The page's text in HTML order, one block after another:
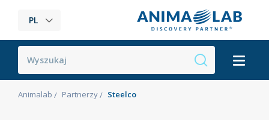
PL
Animalab Partnerzy Steelco